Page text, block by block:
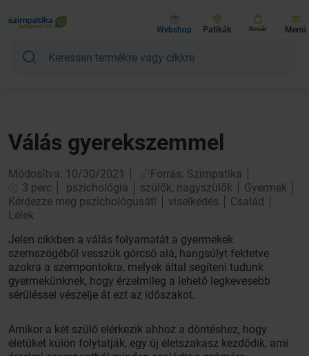
Webshop Patikák Kosár Menü
Válás gyerekszemmel
Módosítva: 10/30/2021
Forrás: Szimpatika
3 perc
pszichológia szülők, nagyszülők
Gyermek
Kérdezze meg pszichológusát!
viselkedés
Család
Lélek
Jelen cikkben a válás folyamatát a gyermekek
szemszögéből vesszük górcső alá, hangsúlyt fektetve
azokra a szempontokra, melyek által segíteni tudunk
gyermekünknek, hogy érzelmileg a lehető legkevesebb
sérüléssel vészelje át ezt az időszakot.
Amikor a két szülő elérkezik ahhoz a döntéshez, hogy
életüket külön folytatják, egy új életszakasz kezdődik, ami